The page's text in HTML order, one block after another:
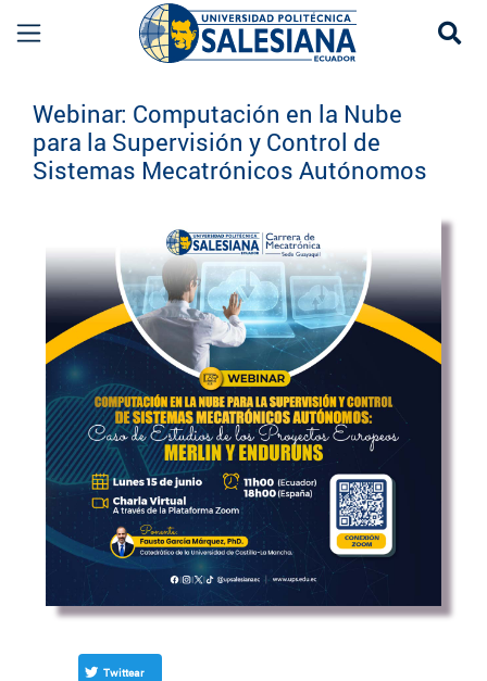
Webinar: Computación en la Nube
para la Supervisión y Control de
Sistemas Mecatrónicos Autónomos
Twittear